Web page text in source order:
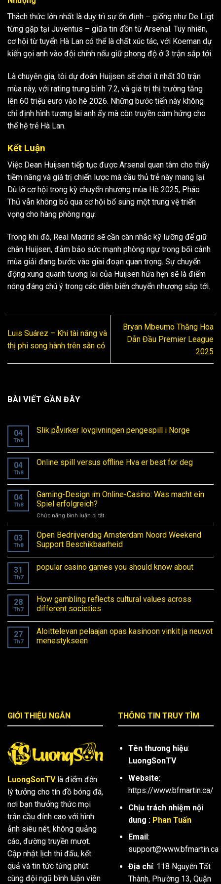
Thách thức lớn nhất là duy trì sự ổn định – giống như De Ligt
từng gặp tại Juventus – giữa tin đồn từ Arsenal. Tuy nhiên,
cơ hội từ tuyển Hà Lan có thể là chất xúc tác, với Koeman dự
kiến gọi anh vào đội chính nếu giữ phong độ ở 3 trận sắp tới.
Là chuyên gia, tôi dự đoán Huijsen sẽ chơi ít nhất 30 trận
mùa này, với rating trung bình 7.2, và giá trị thị trường tăng
lên 60 triệu euro vào hè 2026. Những bước tiến này không
chỉ định hình tương lai anh ấy mà còn truyền cảm hứng cho
thế hệ trẻ Hà Lan.
Kết Luận
Việc Dean Huijsen tiếp tục được Arsenal quan tâm cho thấy
tiềm năng và giá trị chiến lược mà cầu thủ trẻ này mang lại.
Dù lỡ cơ hội trong kỳ chuyển nhượng mùa Hè 2025, Pháo
Thủ vẫn không bỏ qua cơ hội bổ sung một trung vệ triển
vọng cho hàng phòng ngự.
Trong khi đó, Real Madrid sẽ cần cân nhắc kỹ lưỡng để giữ
chân Huijsen, đảm bảo sức mạnh phòng ngự trong bối cảnh
mùa giải đang bước vào giai đoạn quan trọng. Sự chuyển
động xung quanh tương lai của Huijsen hứa hẹn sẽ là điểm
nóng đáng chú ý trong các diễn biến chuyển nhượng sắp tới.
Luis Suárez – Khi tài năng và
thị phi song hành trên sân cỏ
Bryan Mbeumo Thăng Hoa
Dẫn Đầu Premier League
2025
BÀI VIẾT GẦN ĐÂY
04
Th8
Slik påvirker lovgivningen pengespill i Norge
04
Th8
Online spill versus offline Hva er best for deg
04
Th8
Gaming-Design im Online-Casino: Was macht ein
Spiel erfolgreich?
Chức năng bình luận bị tắt
Gaming-
Design
im
Online-
Casino:
Was
Spiel
erfolgreich?
03
Th8
Open Bedrijvendag Amsterdam Noord Weekend
Support Beschikbaarheid
31
Th7
popular casino games you should know about
28
Th7
How gambling reflects cultural values across
different societies
27
Th7
Aloittelevan pelaajan opas kasinoon vinkit ja neuvot
menestykseen
GIỚI THIỆU NGẮN
LuongSonTVlà điểm đến
lý tưởng cho tín đồ bóng đá,
nơi bạn thưởng thức mọi
trận cầu đỉnh cao với hình
ảnh siêu nét, không quảng
cáo, đường truyền mượt.
Cập nhật lịch thi đấu, kết
quả và tin tức từng phút
cùng đội ngũ bình luận viên
THÔNG TIN TRUY TÌM
Tên thương hiệu:
LuongSonTV
Website:
https://www.bfmartin.ca/
Chịu trách nhiệm nội
dung : Phan Tuấn
Email :
support@www.bfmartin.ca
Địa chỉ: 118 Nguyễn Tất
Thành, Phường 13, Quận